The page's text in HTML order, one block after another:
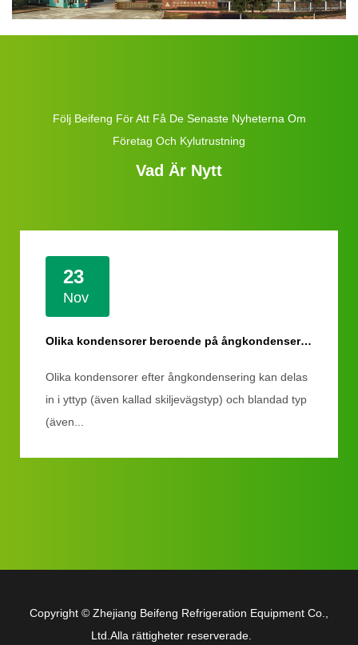
Följ Beifeng För Att Få De Senaste Nyheterna Om
Företag Och Kylutrustning
Vad Är Nytt
23
Nov
Olika kondensorer beroende på ångkondensering
Olika kondensorer efter ångkondensering kan delas
in i yttyp (även kallad skiljevägstyp) och blandad typ
(även...
Copyright © Zhejiang Beifeng Refrigeration Equipment Co.,
Ltd.Alla rättigheter reserverade.